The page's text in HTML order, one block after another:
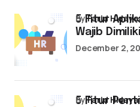
5 Fitur
Wajib
byFarid
December 2,
5 Fitur
byFarid